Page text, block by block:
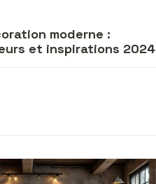
moderne :
et inspirations 2024